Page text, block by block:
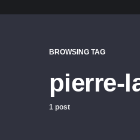
BROWSING TAG
pierre-
1 post